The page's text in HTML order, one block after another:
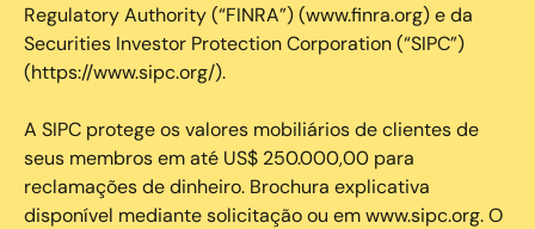
Regulatory Authority (“FINRA”) (www.finra.org) e da
Securities Investor Protection Corporation (“SIPC”)
(https://www.sipc.org/).
A SIPC protege os valores mobiliários de clientes de
seus membros em até US$ 250.000,00 para
reclamações de dinheiro. Brochura explicativa
disponível mediante solicitação ou em www.sipc.org. O